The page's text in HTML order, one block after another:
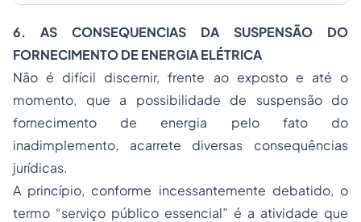
6. AS CONSEQUENCIAS DA SUSPENSÃO DO
FORNECIMENTO DE ENERGIA ELÉTRICA
Não é difícil discernir, frente ao exposto e até o
momento, que a possibilidade de suspensão do
fornecimento de energia pelo fato do
inadimplemento, acarrete diversas consequências
jurídicas.
A princípio, conforme incessantemente debatido, o
termo “serviço público essencial” é a atividade que